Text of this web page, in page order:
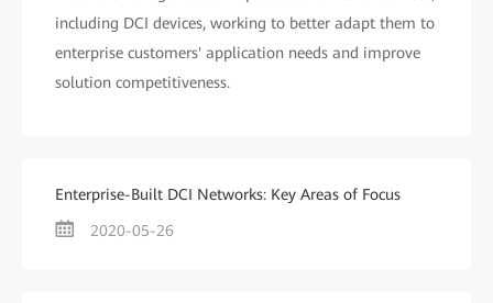
including DCI devices, working to better adapt them to
enterprise customers' application needs and improve
solution competitiveness.
Enterprise-Built DCI Networks: Key Areas of Focus
2020-05-26